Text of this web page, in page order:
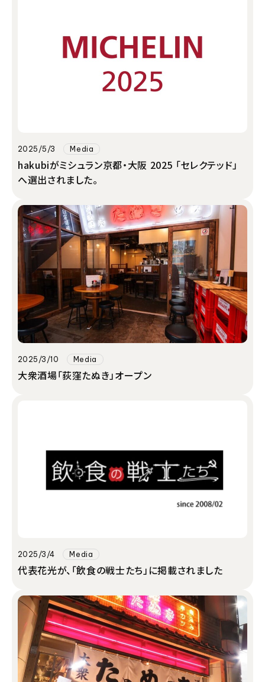
2025/5/3 Media
hakubiがミシュラン京都・大阪 2025 「セレクテッド」
へ選出されました。
2025/3/10 Media
大衆酒場「荻窪たぬき」オープン
2025/3/4 Media
代表花光が、「飲食の戦士たち」に掲載されました